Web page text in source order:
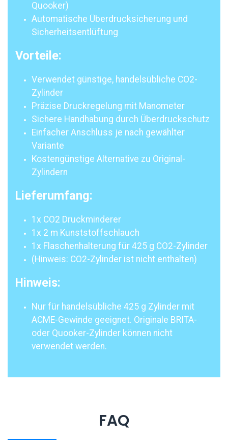
Quooker)
Automatische Überdrucksicherung und
Sicherheitsentlüftung
Vorteile:
Verwendet günstige, handelsübliche CO2-
Zylinder
Präzise Druckregelung mit Manometer
Sichere Handhabung durch Überdruckschutz
Einfacher Anschluss je nach gewählter
Variante
Kostengünstige Alternative zu Original-
Zylindern
Lieferumfang:
1x CO2 Druckminderer
1x 2 m Kunststoffschlauch
1x Flaschenhalterung für 425 g CO2-Zylinder
(Hinweis: CO2-Zylinder ist nicht enthalten)
Hinweis:
Nur für handelsübliche 425 g Zylinder mit
ACME-Gewinde geeignet. Originale BRITA-
oder Quooker-Zylinder können nicht
verwendet werden.​
FAQ